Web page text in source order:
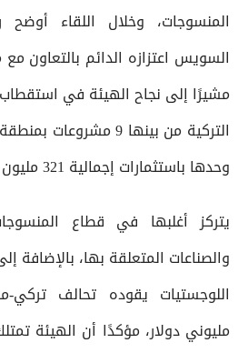
المنسوجات، وخلال اللقاء
السويس اعتزازه الدائم بالتعاون
مشيرًا إلى نجاح الهيئة في
التركية من بينها 9
وحدها باستثمارات إجمالية 321 مليون دولار.
يتركز أغلبها في قطاع
والصناعات المتعلقة بها،
اللوجستيات يقوده تحالف تركي-
مليوني دولار، مؤكدًا أن الهيئة